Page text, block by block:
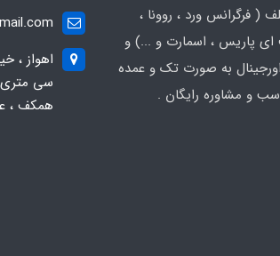
( فرگرانس ورد ، روونا ،
ای پاریس ، اسمارت و ...) و
به صورت تک و عمده
و مشاوره رایگان .
اهواز ،
سی متری
همکف ،